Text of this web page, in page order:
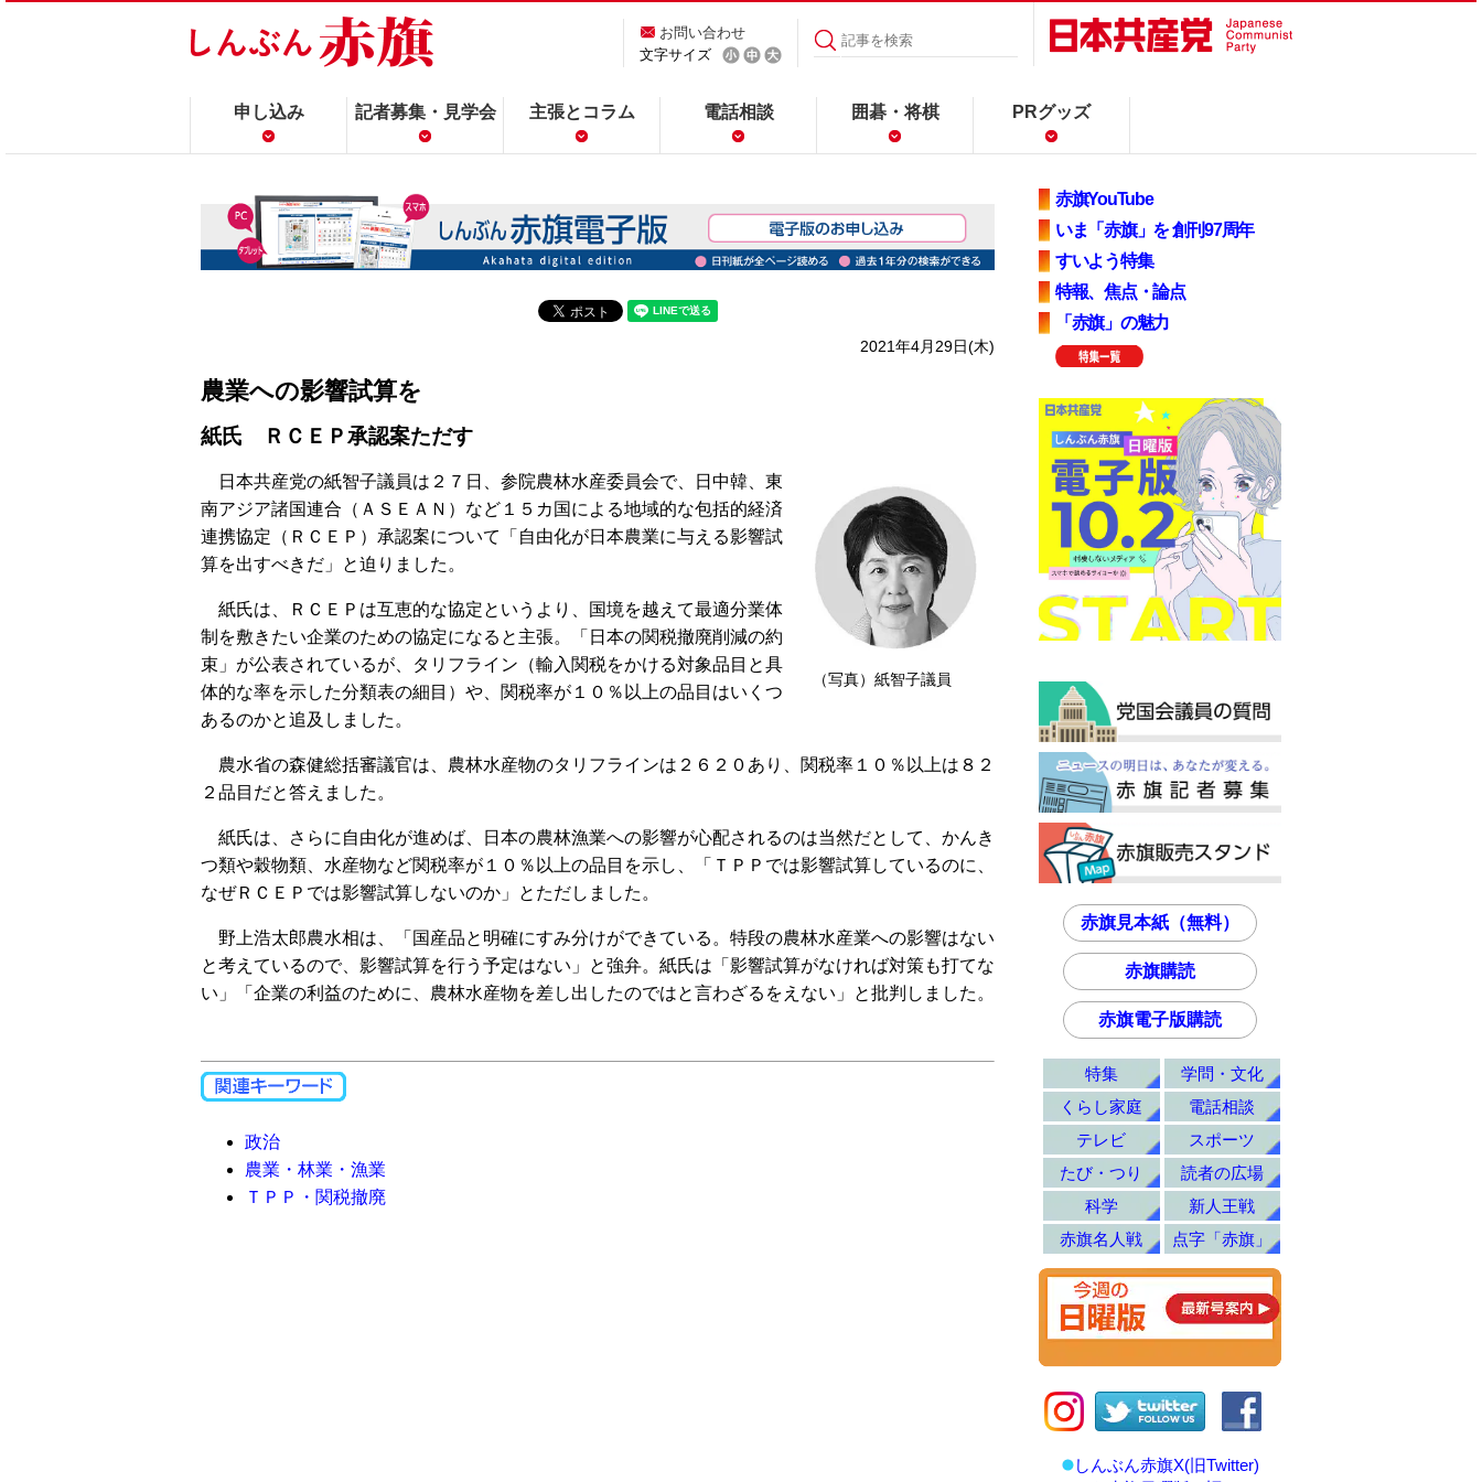
お問い合わせ
文字サイズ
申し込み 記者募集・見学会 主張とコラム 電話相談 囲碁・将棋 PRグッズ
2021年4月29日(木)
農業への影響試算を
紙氏 ＲＣＥＰ承認案ただす
（写真）紙智子議員
日本共産党の紙智子議員は２７日、参院農林水産委員会で、日中韓、東
南アジア諸国連合（ＡＳＥＡＮ）など１５カ国による地域的な包括的経済
連携協定（ＲＣＥＰ）承認案について「自由化が日本農業に与える影響試
算を出すべきだ」と迫りました。
紙氏は、ＲＣＥＰは互恵的な協定というより、国境を越えて最適分業体
制を敷きたい企業のための協定になると主張。「日本の関税撤廃削減の約
束」が公表されているが、タリフライン（輸入関税をかける対象品目と具
体的な率を示した分類表の細目）や、関税率が１０％以上の品目はいくつ
あるのかと追及しました。
農水省の森健総括審議官は、農林水産物のタリフラインは２６２０あり、関税率１０％以上は８２
２品目だと答えました。
紙氏は、さらに自由化が進めば、日本の農林漁業への影響が心配されるのは当然だとして、かんき
つ類や穀物類、水産物など関税率が１０％以上の品目を示し、「ＴＰＰでは影響試算しているのに、
なぜＲＣＥＰでは影響試算しないのか」とただしました。
野上浩太郎農水相は、「国産品と明確にすみ分けができている。特段の農林水産業への影響はない
と考えているので、影響試算を行う予定はない」と強弁。紙氏は「影響試算がなければ対策も打てな
い」「企業の利益のために、農林水産物を差し出したのではと言わざるをえない」と批判しました。
政治
農業・林業・漁業
ＴＰＰ・関税撤廃
赤旗YouTube
いま「赤旗」を 創刊97周年
すいよう特集
特報、焦点・論点
「赤旗」の魅力
赤旗見本紙（無料）
赤旗購読
赤旗電子版購読
特集
学問・文化
くらし家庭
電話相談
テレビ
スポーツ
たび・つり
読者の広場
科学
新人王戦
赤旗名人戦
点字「赤旗」
しんぶん赤旗X(旧Twitter)